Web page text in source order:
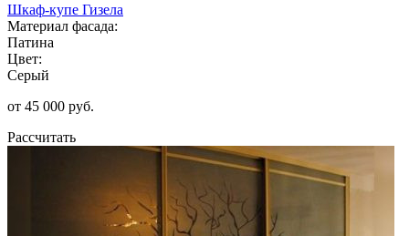
Шкаф-купе Гизела
Материал фасада:
Патина
Цвет:
Серый
от 45 000 руб.
Рассчитать